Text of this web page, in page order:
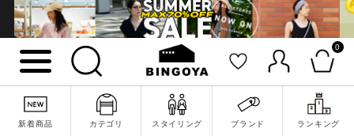
0
新着商品 カテゴリ スタイリング ブランド ランキング
詳細検索